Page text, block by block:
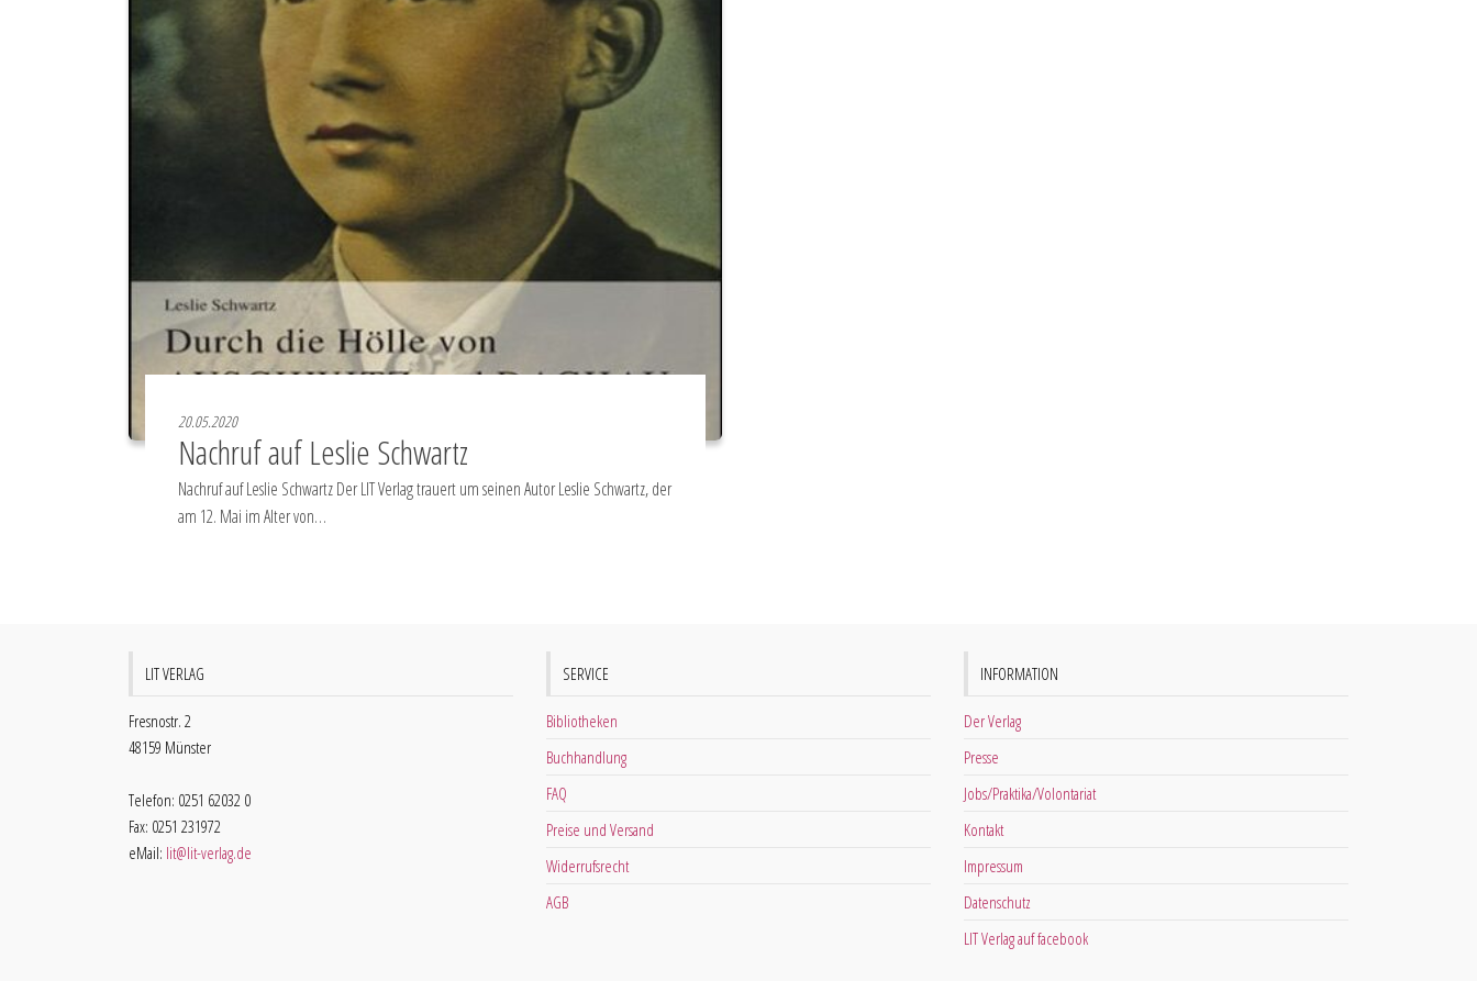
20.05.2020
Nachruf auf Leslie Schwartz
Nachruf auf Leslie Schwartz Der LIT Verlag trauert um seinen Autor Leslie Schwartz, der
am 12. Mai im Alter von…
LIT VERLAG
Fresnostr. 2
48159 Münster
Telefon: 0251 62032 0
Fax: 0251 231972
eMail: lit@lit-verlag.de
SERVICE
Bibliotheken
Buchhandlung
FAQ
Preise und Versand
Widerrufsrecht
AGB
INFORMATION
Der Verlag
Presse
Jobs/Praktika/Volontariat
Kontakt
Impressum
Datenschutz
LIT Verlag auf facebook